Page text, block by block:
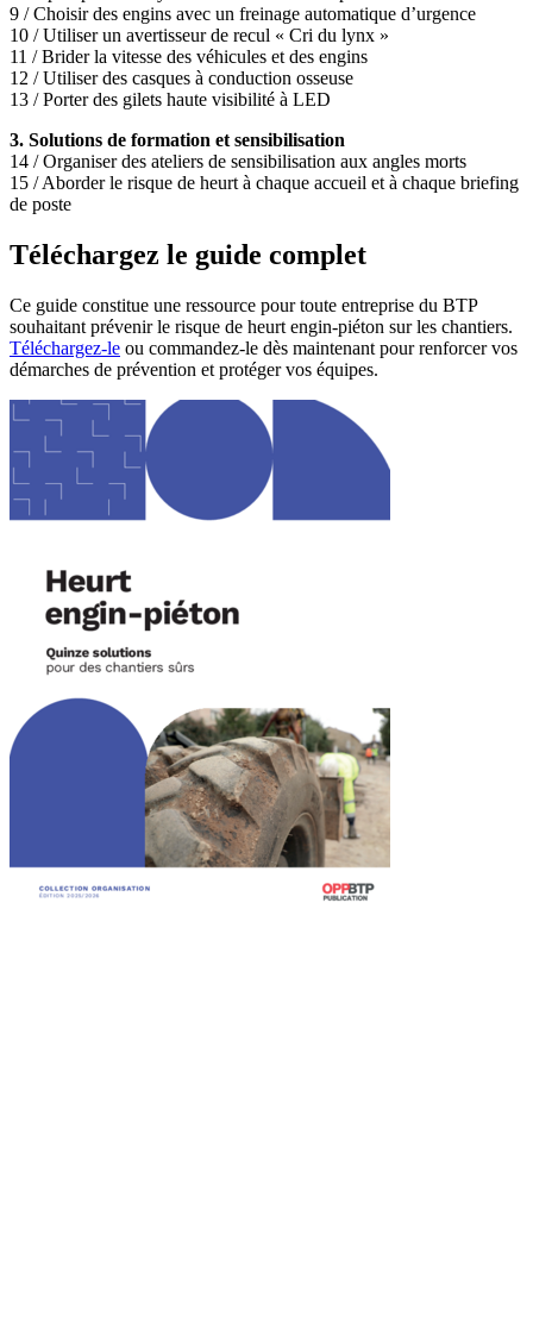
9 / Choisir des engins avec un freinage automatique d’urgence
10 / Utiliser un avertisseur de recul « Cri du lynx »
11 / Brider la vitesse des véhicules et des engins
12 / Utiliser des casques à conduction osseuse
13 / Porter des gilets haute visibilité à LED
3. Solutions de formation et sensibilisation
14 / Organiser des ateliers de sensibilisation aux angles morts
15 / Aborder le risque de heurt à chaque accueil et à chaque briefing
de poste
Téléchargez le guide complet
Ce guide constitue une ressource pour toute entreprise du BTP
souhaitant prévenir le risque de heurt engin-piéton sur les chantiers.
Téléchargez-le ou commandez-le dès maintenant pour renforcer vos
démarches de prévention et protéger vos équipes.